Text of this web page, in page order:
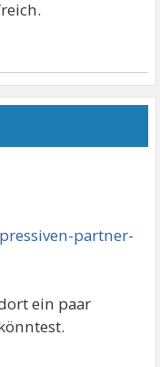
partner-
ein paar